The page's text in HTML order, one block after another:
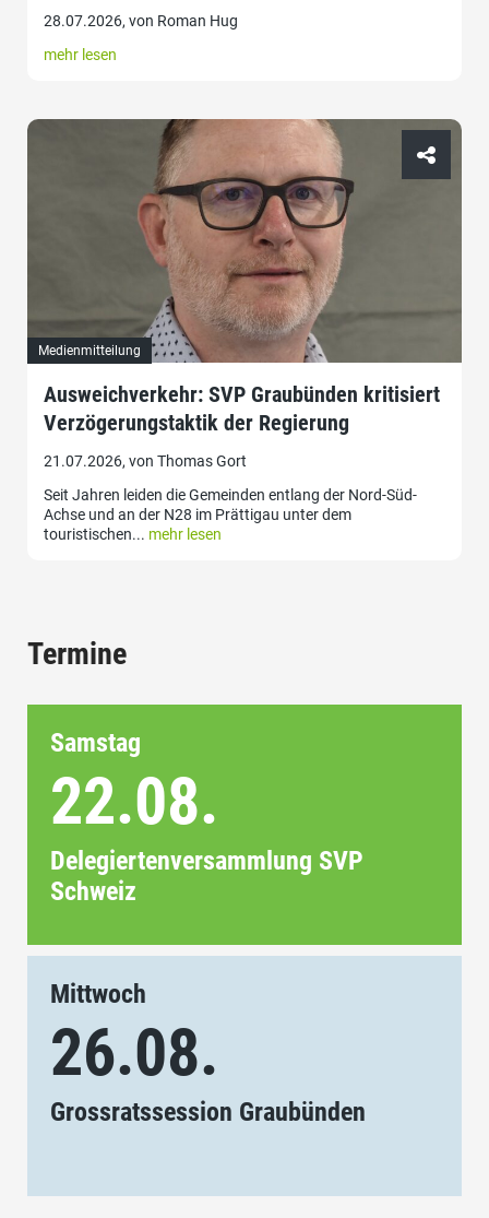
28.07.2026, von Roman Hug
mehr lesen
Medienmitteilung
Ausweichverkehr: SVP Graubünden kritisiert
Verzögerungstaktik der Regierung
21.07.2026, von Thomas Gort
Seit Jahren leiden die Gemeinden entlang der Nord-Süd-
Achse und an der N28 im Prättigau unter dem
touristischen... mehr lesen
Termine
Samstag
22.08.
Delegiertenversammlung SVP
Schweiz
Mittwoch
26.08.
Grossratssession Graubünden